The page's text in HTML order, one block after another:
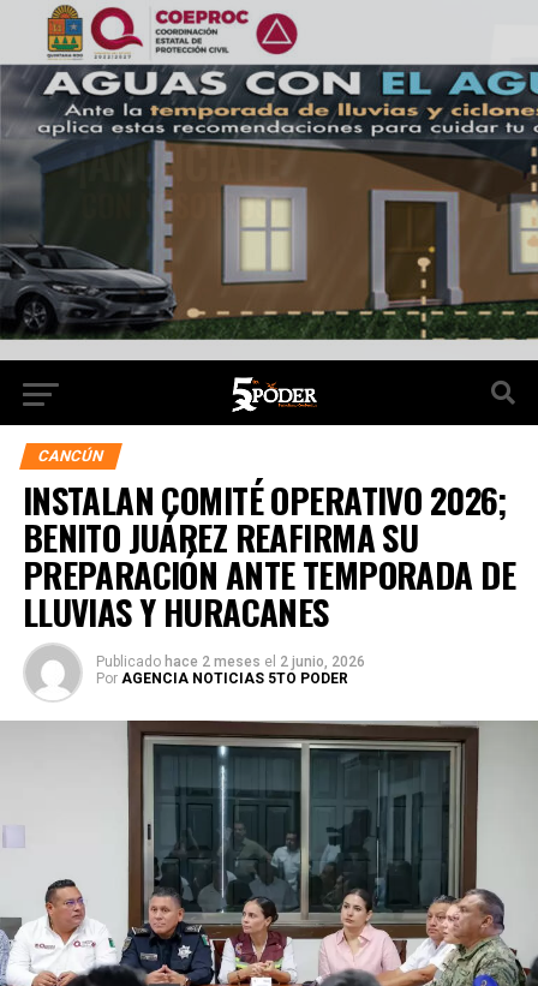
CANCÚN
INSTALAN COMITÉ OPERATIVO 2026;
BENITO JUÁREZ REAFIRMA SU
PREPARACIÓN ANTE TEMPORADA DE
LLUVIAS Y HURACANES
Publicado hace 2 meses el 2 junio, 2026
Por AGENCIA NOTICIAS 5TO PODER